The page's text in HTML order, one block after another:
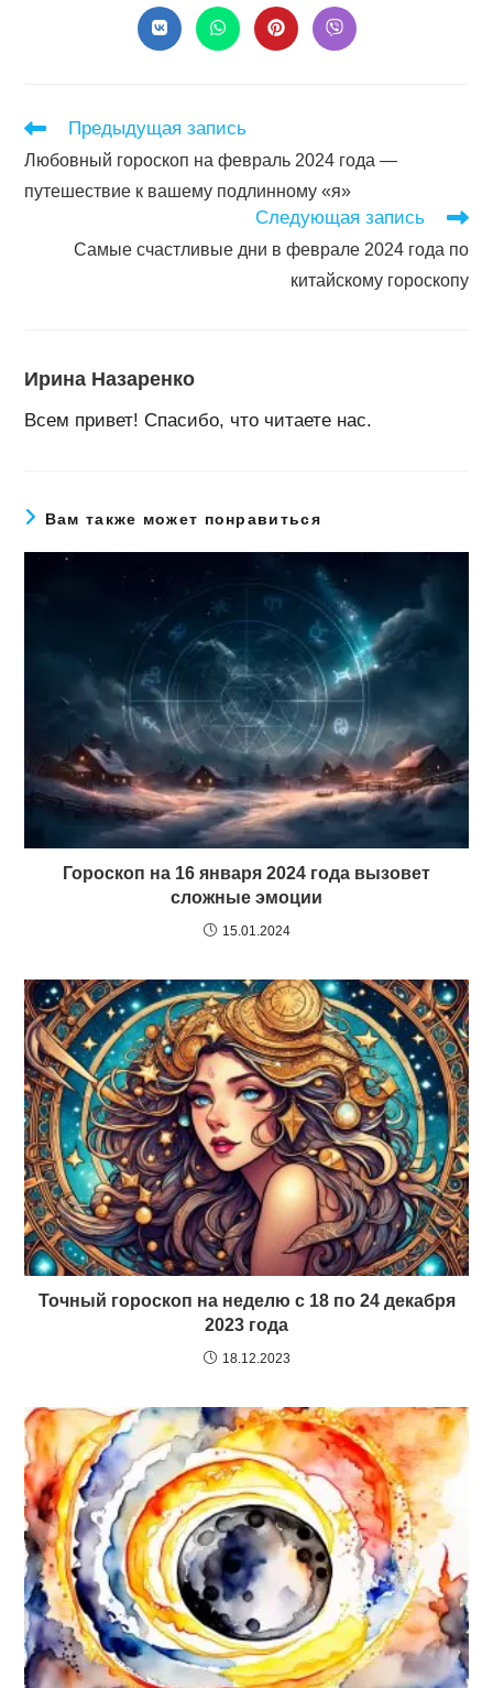
Открывается
в
Открывается
в
Открывается
в
Открывается
в
Читать
статьи
Предыдущая запись
Любовный гороскоп на февраль 2024 года —
путешествие к вашему подлинному «я»
Следующая запись
Самые счастливые дни в феврале 2024 года по
китайскому гороскопу
Ирина Назаренко
Всем привет! Спасибо, что читаете нас.
Вам также может понравиться
Гороскоп на 16 января 2024 года вызовет
сложные эмоции
15.01.2024
Точный гороскоп на неделю с 18 по 24 декабря
2023 года
18.12.2023